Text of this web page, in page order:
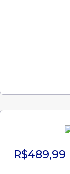
R$489,99